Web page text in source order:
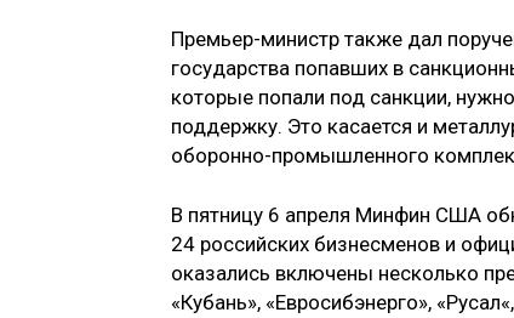
Премьер-министр также дал
государства попавших в
которые попали под санкции,
поддержку. Это касается и
оборонно-промышленного
В пятницу 6 апреля Минфин США
24 российских бизнесменов и
оказались включены несколько
«Кубань», «Евросибэнерго»,